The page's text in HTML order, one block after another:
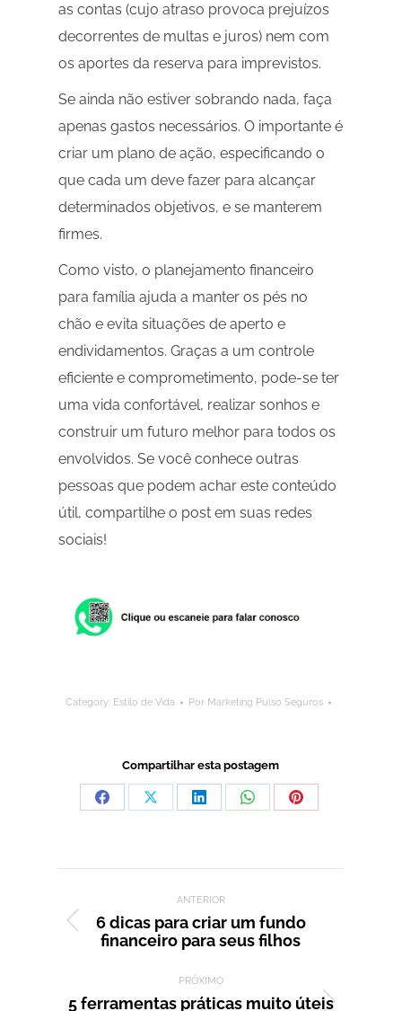
as contas (cujo atraso provoca prejuízos
decorrentes de multas e juros) nem com
os aportes da reserva para imprevistos.
Se ainda não estiver sobrando nada, faça
apenas gastos necessários. O importante é
criar um plano de ação, especificando o
que cada um deve fazer para alcançar
determinados objetivos, e se manterem
firmes.
Como visto, o planejamento financeiro
para família ajuda a manter os pés no
chão e evita situações de aperto e
endividamentos. Graças a um controle
eficiente e comprometimento, pode-se ter
uma vida confortável, realizar sonhos e
construir um futuro melhor para todos os
envolvidos. Se você conhece outras
pessoas que podem achar este conteúdo
útil, compartilhe o post em suas redes
sociais!
Category: Estilo de Vida Por Marketing Pulso Seguros
Compartilhar esta postagem
CompartilharCompartilharCompartilharCompartilharCompartilhar
ANTERIOR
Post
6 dicas para criar um fundo
financeiro para seus filhos
PRÓXIMO
5 ferramentas práticas muito úteis